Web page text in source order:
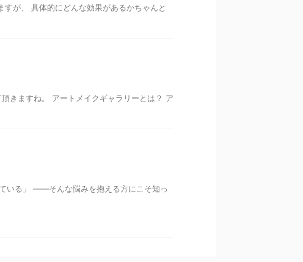
が、 具体的にどんな効果があるかちゃんと
きますね。 アートメイクギャラリーとは？ ア
いる」 ――そんな悩みを抱える方にこそ知っ